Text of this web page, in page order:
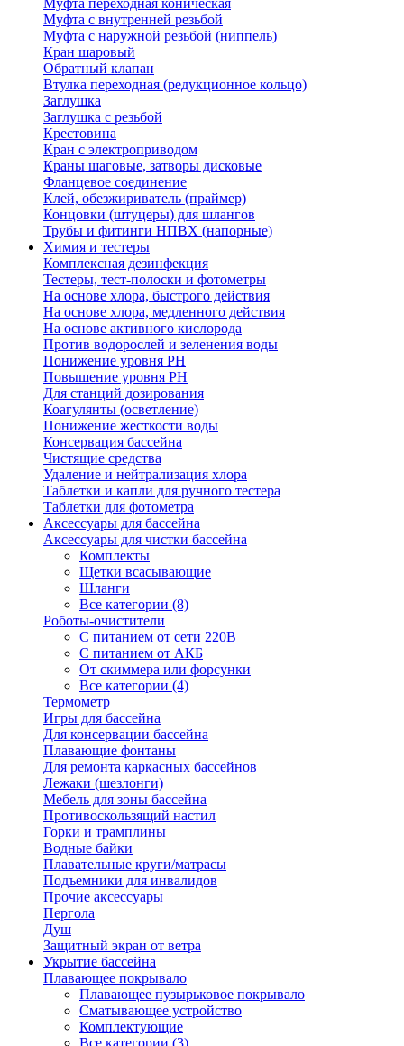
Муфта переходная коническая
Муфта с внутренней резьбой
Муфта с наружной резьбой (ниппель)
Кран шаровый
Обратный клапан
Втулка переходная (редукционное кольцо)
Заглушка
Заглушка с резьбой
Крестовина
Кран с электроприводом
Краны шаговые, затворы дисковые
Фланцевое соединение
Клей, обезжириватель (праймер)
Концовки (штуцеры) для шлангов
Трубы и фитинги НПВХ (напорные)
Химия и тестеры
Комплексная дезинфекция
Тестеры, тест-полоски и фотометры
На основе хлора, быстрого действия
На основе хлора, медленного действия
На основе активного кислорода
Против водорослей и зеленения воды
Понижение уровня РН
Повышение уровня РН
Для станций дозирования
Коагулянты (осветление)
Понижение жесткости воды
Консервация бассейна
Чистящие средства
Удаление и нейтрализация хлора
Таблетки и капли для ручного тестера
Таблетки для фотометра
Аксессуары для бассейна
Аксессуары для чистки бассейна
Комплекты
Щетки всасывающие
Шланги
Все категории (8)
Роботы-очистители
С питанием от сети 220В
С питанием от АКБ
От скиммера или форсунки
Все категории (4)
Термометр
Игры для бассейна
Для консервации бассейна
Плавающие фонтаны
Для ремонта каркасных бассейнов
Лежаки (шезлонги)
Мебель для зоны бассейна
Противоскользящий настил
Горки и трамплины
Водные байки
Плавательные круги/матрасы
Подъемники для инвалидов
Прочие аксессуары
Пергола
Душ
Защитный экран от ветра
Укрытие бассейна
Плавающее покрывало
Плавающее пузырьковое покрывало
Сматывающее устройство
Комплектующие
Все категории (3)